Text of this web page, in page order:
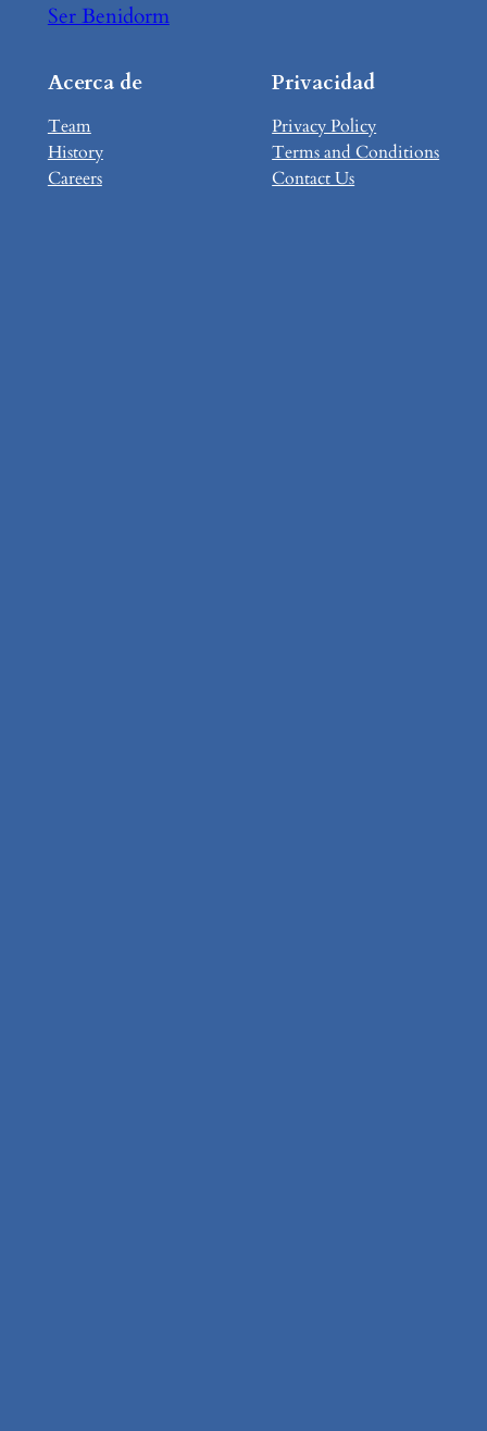
Ser Benidorm
Acerca de
Team
History
Careers
Privacidad
Privacy Policy
Terms and Conditions
Contact Us